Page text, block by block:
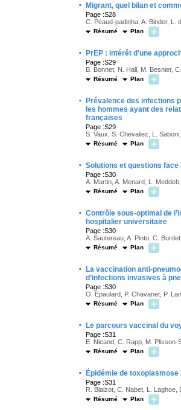
· Migrant, quel bilan et
Page :S28
C. Péaud-padinha, A. Binder, L.
Résumé Plan
· PrEP : intérêt d’une
Page :S29
B. Bonnet, N. Hall, M. Besnier,
Résumé Plan
·
Prévalence des infections
les hommes ayant des
françaises
Page :S29
S. Vaux, S. Chevaliez, L.
Résumé Plan
· Solutions et questions face
Page :S30
A. Martin, A. Menard, L.
Résumé Plan
· Contrôle sous-optimal de
hospitalier universitaire
Page :S30
A. Sautereau, A. Pinto, C.
Résumé Plan
·
La vaccination anti-
d’infections invasives à
Page :S30
O. Epaulard, P. Chavanet, P.
Résumé Plan
· Le parcours vaccinal du
Page :S31
E. Nicand, C. Rapp, M. Plisson-
Résumé Plan
· Épidémie de
Page :S31
R. Blaizot, C. Nabet, L.
Résumé Plan